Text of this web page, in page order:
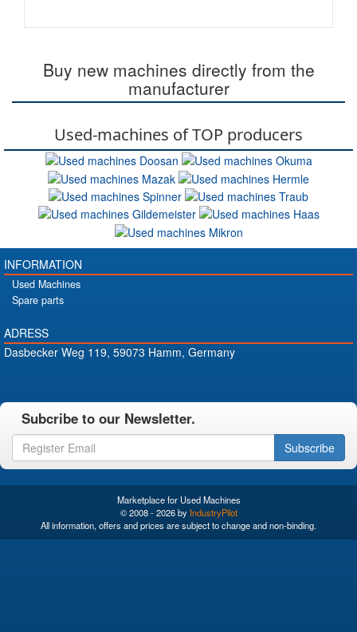
Buy new machines directly from the
manufacturer
Used-machines of TOP producers
INFORMATION
Used Machines
Spare parts
ADRESS
Dasbecker Weg 119, 59073 Hamm, Germany
Subcribe to our Newsletter.
Subscribe
Marketplace for Used Machines
© 2008 - 2026 by IndustryPilot
All information, offers and prices are subject to change and non-binding.